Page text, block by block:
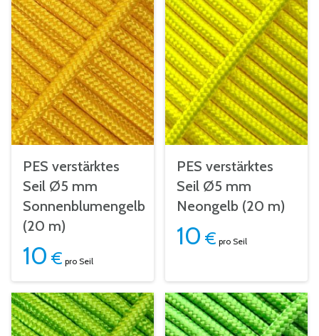
PES verstärktes
Seil Ø5 mm
Sonnenblumengelb
(20 m)
10 € pro Seil
PES verstärktes
Seil Ø5 mm
Neongelb (20 m)
10 € pro Seil